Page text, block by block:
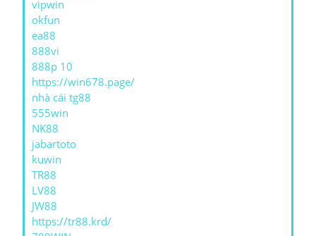
vipwin
okfun
ea88
888vi
888p 10
https://win678.page/
nhà cái tg88
555win
NK88
jabartoto
kuwin
TR88
LV88
JW88
https://tr88.krd/